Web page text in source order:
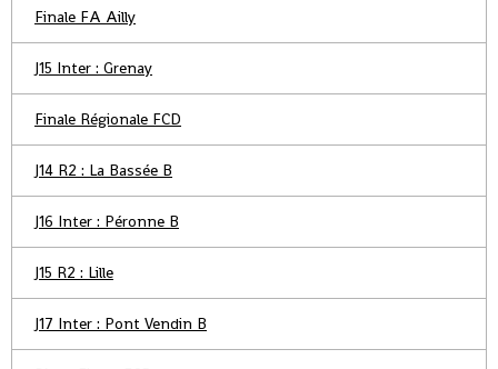
Finale FA Ailly
J15 Inter : Grenay
Finale Régionale FCD
J14 R2 : La Bassée B
J16 Inter : Péronne B
J15 R2 : Lille
J17 Inter : Pont Vendin B